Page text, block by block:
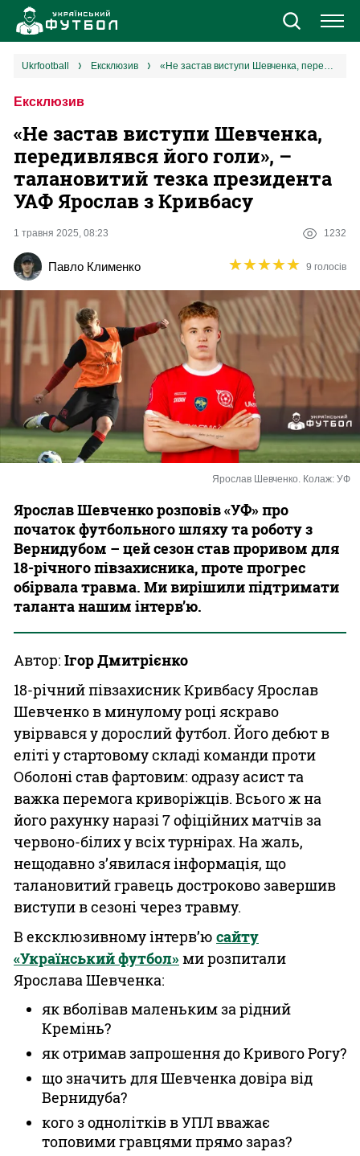
Новини
Єврокубки
УПЛ
Різне
Букмекери
Казино
ukrfootball ексклюзив «Не застав виступи Шевченка, передивлявся його голи», – талановитий тезка президента УАФ Ярослав з Кривбасу
Ексклюзив
«Не застав виступи Шевченка,
передивлявся його голи», –
талановитий тезка президента
УАФ Ярослав з Кривбасу
1 травня 2025, 08:23 1232
Павло Клименко ★★★★★
★★★★★ 9 голосів
Ярослав Шевченко. Колаж: УФ
Ярослав Шевченко розповів «УФ» про
початок футбольного шляху та роботу з
Вернидубом – цей сезон став проривом для
18-річного півзахисника, проте прогрес
обірвала травма. Ми вирішили підтримати
таланта нашим інтерв’ю.
Автор: Ігор Дмитрієнко
18-річний півзахисник Кривбасу Ярослав
Шевченко в минулому році яскраво
увірвався у дорослий футбол. Його дебют в
еліті у стартовому складі команди проти
Оболоні став фартовим: одразу асист та
важка перемога криворіжців. Всього ж на
його рахунку наразі 7 офіційних матчів за
червоно-білих у всіх турнірах. На жаль,
нещодавно з’явилася інформація, що
талановитий гравець достроково завершив
виступи в сезоні через травму.
В ексклюзивному інтерв’ю сайту
«Український футбол»ми розпитали
Ярослава Шевченка:
як вболівав маленьким за рідний
Кремінь?
як отримав запрошення до Кривого Рогу?
що значить для Шевченка довіра від
Вернидуба?
кого з однолітків в УПЛ вважає
топовими гравцями прямо зараз?